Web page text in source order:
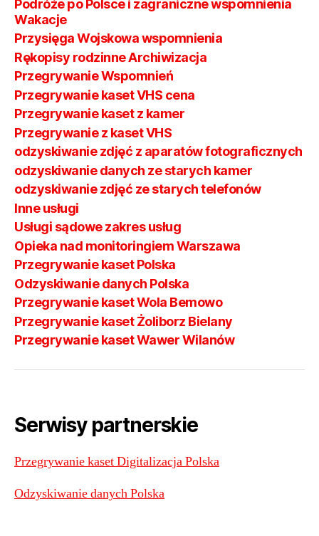
Podróże po Polsce i zagraniczne wspomnienia
Wakacje
Przysięga Wojskowa wspomnienia
Rękopisy rodzinne Archiwizacja
Przegrywanie Wspomnień
Przegrywanie kaset VHS cena
Przegrywanie kaset z kamer
Przegrywanie z kaset VHS
odzyskiwanie zdjęć z aparatów fotograficznych
odzyskiwanie danych ze starych kamer
odzyskiwanie zdjęć ze starych telefonów
Inne usługi
Usługi sądowe zakres usług
Opieka nad monitoringiem Warszawa
Przegrywanie kaset Polska
Odzyskiwanie danych Polska
Przegrywanie kaset Wola Bemowo
Przegrywanie kaset Żoliborz Bielany
Przegrywanie kaset Wawer Wilanów
Serwisy partnerskie
Przegrywanie kaset Digitalizacja Polska
Odzyskiwanie danych Polska